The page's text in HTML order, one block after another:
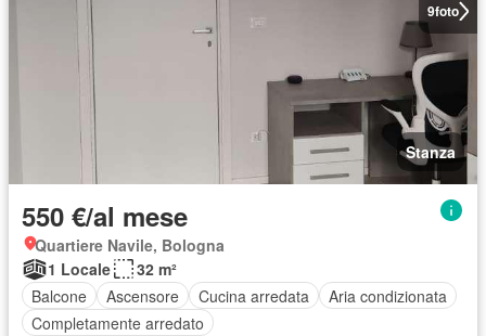
9foto
Stanza
550 €/al mese
Quartiere Navile, Bologna
1 Locale
32 m²
Balcone
Ascensore Cucina arredata
Aria condizionata
Completamente arredato